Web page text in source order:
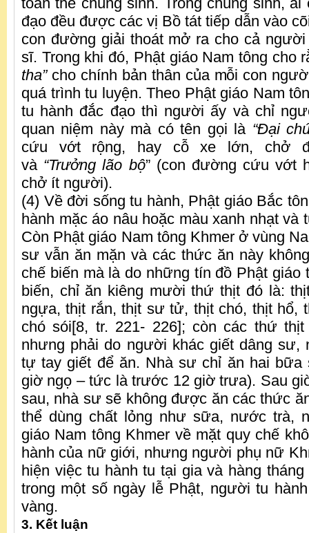
đạo đều được các vị Bồ tát tiếp dẫn vào
con đường giải thoát mở ra cho cả
sĩ. Trong khi đó, Phật giáo Nam tông cho
tha”cho chính bản thân của mỗi con
quá trình tu luyện. Theo Phật giáo Nam
tu hành đắc đạo thì người ấy và chỉ
quan niệm này mà có tên gọi là “Đại
cứu vớt rộng, hay cỗ xe lớn, chở
và “Trưởng lão bộ” (con đường cứu vớt
chở ít người).
(4) Về đời sống tu hành, Phật giáo Bắc
hành mặc áo nâu hoặc màu xanh nhạt và
Còn Phật giáo Nam tông Khmer ở vùng
sư vẫn ăn mặn và các thức ăn này
chế biến mà là do những tín đồ Phật giáo
biến, chỉ ăn kiêng mười thứ thịt đó là:
ngựa, thịt rắn, thịt sư tử, thịt chó, thịt hổ,
chó sói[8, tr. 221- 226]; còn các thứ
nhưng phải do người khác giết dâng sư,
tự tay giết để ăn. Nhà sư chỉ ăn hai bữa
giờ ngọ – tức là trước 12 giờ trưa). Sau
sau, nhà sư sẽ không được ăn các thức
thể dùng chất lỏng như sữa, nước trà,
giáo Nam tông Khmer về mặt quy chế
hành của nữ giới, nhưng người phụ nữ
hiện việc tu hành tu tại gia và hàng
trong một số ngày lễ Phật, người tu
vàng.
3. Kết luận